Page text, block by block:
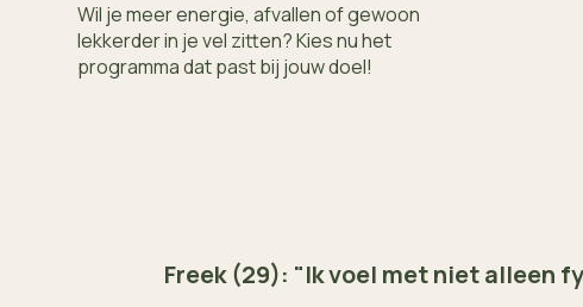
Wil je meer energie, afvallen of gewoon
lekkerder in je vel zitten?Kies nu het
programma dat past bij jouw doel!
Freek (29): "Ik voel met niet alleen